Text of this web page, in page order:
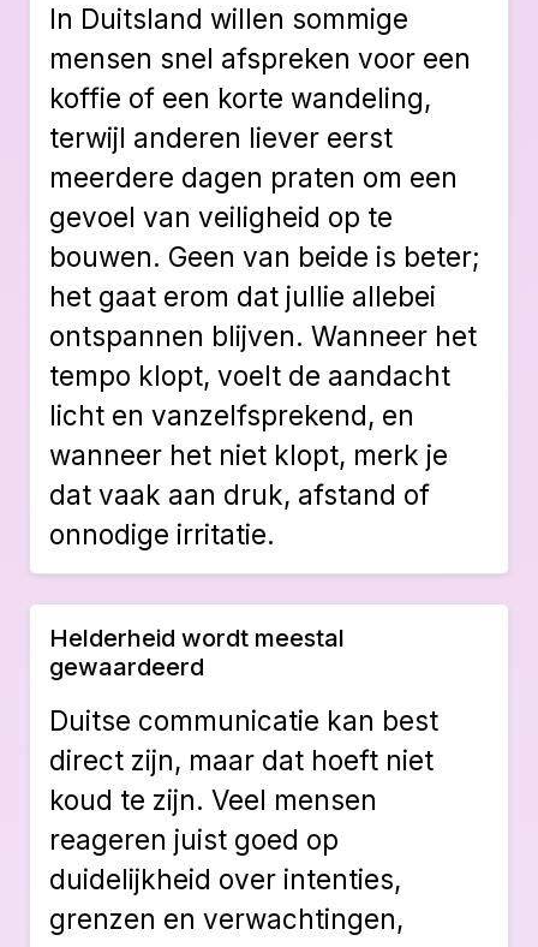
In Duitsland willen sommige
mensen snel afspreken voor een
koffie of een korte wandeling,
terwijl anderen liever eerst
meerdere dagen praten om een
gevoel van veiligheid op te
bouwen. Geen van beide is beter;
het gaat erom dat jullie allebei
ontspannen blijven. Wanneer het
tempo klopt, voelt de aandacht
licht en vanzelfsprekend, en
wanneer het niet klopt, merk je
dat vaak aan druk, afstand of
onnodige irritatie.
Helderheid wordt meestal
gewaardeerd
Duitse communicatie kan best
direct zijn, maar dat hoeft niet
koud te zijn. Veel mensen
reageren juist goed op
duidelijkheid over intenties,
grenzen en verwachtingen,